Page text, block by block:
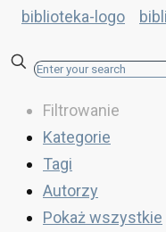
Filtrowanie
Kategorie
Tagi
Autorzy
Pokaż wszystkie